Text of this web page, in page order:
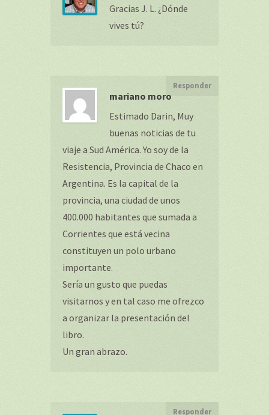
Gracias J. L. ¿Dónde
vives tú?
mariano moro
Responder
Estimado Darin, Muy
buenas noticias de tu
viaje a Sud América. Yo soy de la
Resistencia, Provincia de Chaco en
Argentina. Es la capital de la
provincia, una ciudad de unos
400.000 habitantes que sumada a
Corrientes que está vecina
constituyen un polo urbano
importante.
Sería un gusto que puedas
visitarnos y en tal caso me ofrezco
a organizar la presentación del
libro.
Un gran abrazo.
Responder